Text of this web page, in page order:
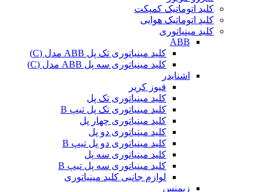
کلید اتوماتیک کمپکت
کلید اتوماتیک هوایی
کلید مینیاتوری
ABB
کلید مینیاتوری تک پل ABB مدل (C)
کلید مینیاتوری سه پل ABB مدل (C)
اشنایدر
فیوز کریر
کلید مینیاتوری تک پل
کلید مینیاتوری تک پل تیپ B
کلید مینیاتوری چهار پل
کلید مینیاتوری دو پل
کلید مینیاتوری دو پل تیپ B
کلید مینیاتوری سه پل
کلید مینیاتوری سه پل تیپ B
لوازم جانبی کلید مینیاتوری
زیمنس